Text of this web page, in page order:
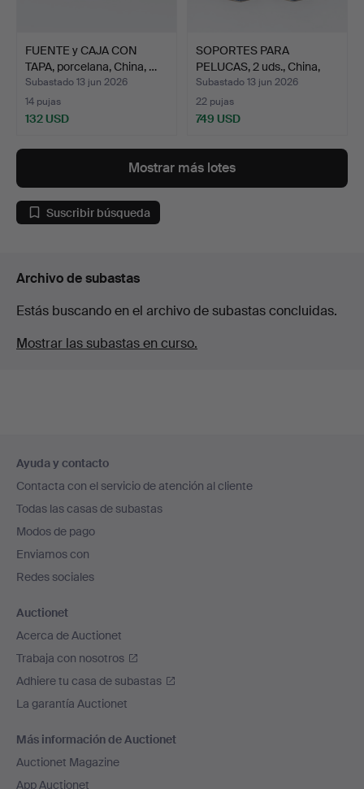
FUENTE y CAJA CON
TAPA, porcelana, China, …
Subastado 13 jun 2026
14 pujas
132 USD
SOPORTES PARA
PELUCAS, 2 uds., China,
sigl…
Subastado 13 jun 2026
22 pujas
749 USD
Mostrar más lotes
Suscribir búsqueda
Archivo de subastas
Estás buscando en el archivo de subastas concluidas.
Mostrar las subastas en curso.
en
el
pie
de
página
Ayuda y contacto
Contacta con el servicio de atención al cliente
Todas las casas de subastas
Modos de pago
Enviamos con
Redes sociales
Auctionet
Acerca de Auctionet
Trabaja con nosotros
Adhiere tu casa de subastas
La garantía Auctionet
Más información de Auctionet
Auctionet Magazine
App Auctionet